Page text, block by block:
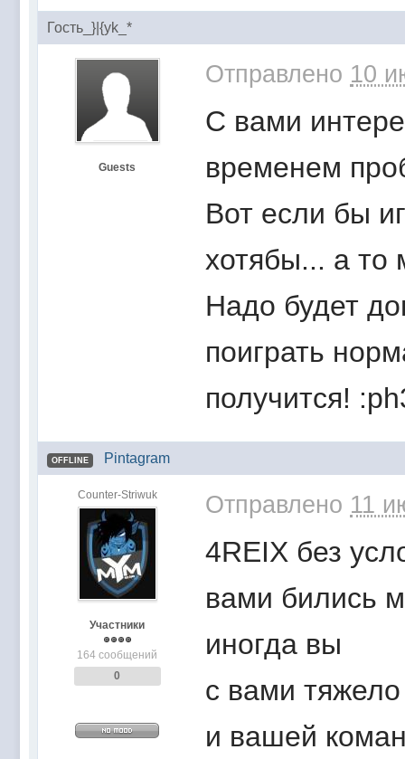
Гость_}|{yk_*
Guests
Отправлено 10
С вами
временем
Вот если бы
хотябы... а
Надо будет
поиграть
получится!
OFFLINE Pintagram
Counter-Striwuk
Участники
164 сообщений
0
Отправлено 11
4REIX без
вами бились
иногда вы
с вами
и вашей